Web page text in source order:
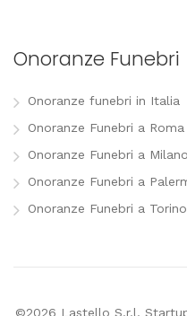
Onoranze Funebri
Onoranze funebri in Italia
Onoranze Funebri a Roma
Onoranze Funebri a Milano
Onoranze Funebri a
Onoranze Funebri a Torino
©2026 Lastello S.r.l.